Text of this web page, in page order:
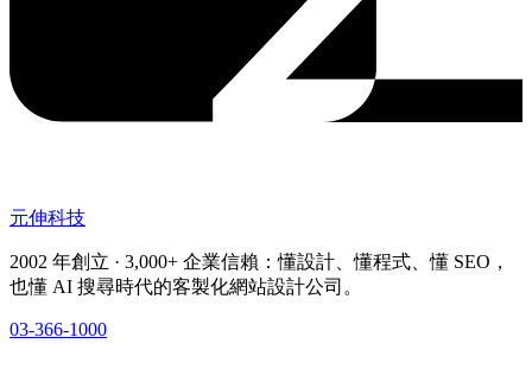
元伸科技
2002 年創立 · 3,000+ 企業信賴：懂設計、懂程式、懂 SEO，
也懂 AI 搜尋時代的客製化網站設計公司。
03-366-1000